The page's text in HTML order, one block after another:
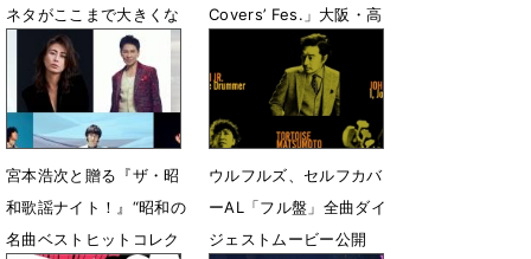
ネタがここまで大きくな
るなんて」
12月13日 20時22分
Covers’ Fes.」大阪・高
槻市で開催決定
10月24日 14時00分
宮本浩次と贈る『ザ・昭
和歌謡ナイト！』“昭和の
名曲ベストヒットコレク
ウルフルズ、セルフカバ
ーAL「フル盤」全曲ダイ
ジェストムービー公開